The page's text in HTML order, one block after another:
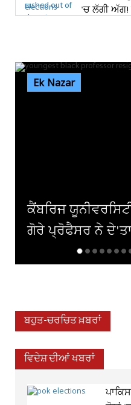
'ਚ ਲੱਗੀ
Ek Nazar
ਅਮਰੀਕਾ ਨੇ
ਪਾਬੰਦੀ
ਬਹੁਤ-ਚਰਚਿਤ ਖ਼ਬਰਾਂ
ਵਿਦੇਸ਼ ਦੀਆਂ ਖਬਰਾਂ